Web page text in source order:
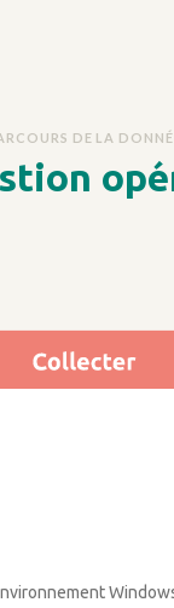
DE LA